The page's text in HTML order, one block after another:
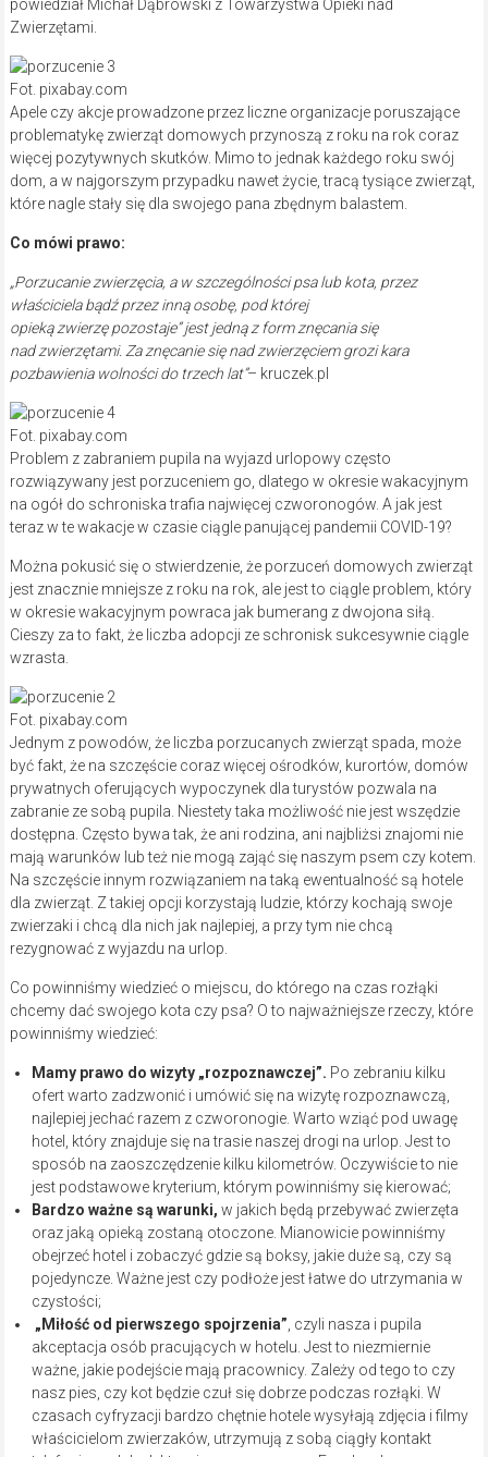
powiedział Michał Dąbrowski z Towarzystwa Opieki nad
Zwierzętami.
Fot. pixabay.com
Apele czy akcje prowadzone przez liczne organizacje poruszające
problematykę zwierząt domowych przynoszą z roku na rok coraz
więcej pozytywnych skutków. Mimo to jednak każdego roku swój
dom, a w najgorszym przypadku nawet życie, tracą tysiące zwierząt,
które nagle stały się dla swojego pana zbędnym balastem.
Co mówi prawo:
„Porzucanie zwierzęcia, a w szczególności psa lub kota, przez
właściciela bądź przez inną osobę, pod której
opieką zwierzę pozostaje” jest jedną z form znęcania się
nad zwierzętami. Za znęcanie się nad zwierzęciem grozi kara
pozbawienia wolności do trzech lat”– kruczek.pl
Fot. pixabay.com
Problem z zabraniem pupila na wyjazd urlopowy często
rozwiązywany jest porzuceniem go, dlatego w okresie wakacyjnym
na ogół do schroniska trafia najwięcej czworonogów. A jak jest
teraz w te wakacje w czasie ciągle panującej pandemii COVID-19?
Można pokusić się o stwierdzenie, że porzuceń domowych zwierząt
jest znacznie mniejsze z roku na rok, ale jest to ciągle problem, który
w okresie wakacyjnym powraca jak bumerang z dwojona siłą.
Cieszy za to fakt, że liczba adopcji ze schronisk sukcesywnie ciągle
wzrasta.
Fot. pixabay.com
Jednym z powodów, że liczba porzucanych zwierząt spada, może
być fakt, że na szczęście coraz więcej ośrodków, kurortów, domów
prywatnych oferujących wypoczynek dla turystów pozwala na
zabranie ze sobą pupila. Niestety taka możliwość nie jest wszędzie
dostępna. Często bywa tak, że ani rodzina, ani najbliżsi znajomi nie
mają warunków lub też nie mogą zająć się naszym psem czy kotem.
Na szczęście innym rozwiązaniem na taką ewentualność są hotele
dla zwierząt. Z takiej opcji korzystają ludzie, którzy kochają swoje
zwierzaki i chcą dla nich jak najlepiej, a przy tym nie chcą
rezygnować z wyjazdu na urlop.
Co powinniśmy wiedzieć o miejscu, do którego na czas rozłąki
chcemy dać swojego kota czy psa? O to najważniejsze rzeczy, które
powinniśmy wiedzieć:
Mamy prawo do wizyty „rozpoznawczej”. Po zebraniu kilku
ofert warto zadzwonić i umówić się na wizytę rozpoznawczą,
najlepiej jechać razem z czworonogie. Warto wziąć pod uwagę
hotel, który znajduje się na trasie naszej drogi na urlop. Jest to
sposób na zaoszczędzenie kilku kilometrów. Oczywiście to nie
jest podstawowe kryterium, którym powinniśmy się kierować;
Bardzo ważne są warunki, w jakich będą przebywać zwierzęta
oraz jaką opieką zostaną otoczone. Mianowicie powinniśmy
obejrzeć hotel i zobaczyć gdzie są boksy, jakie duże są, czy są
pojedyncze. Ważne jest czy podłoże jest łatwe do utrzymania w
czystości;
„Miłość od pierwszego spojrzenia” , czyli nasza i pupila
akceptacja osób pracujących w hotelu. Jest to niezmiernie
ważne, jakie podejście mają pracownicy. Zależy od tego to czy
nasz pies, czy kot będzie czuł się dobrze podczas rozłąki. W
czasach cyfryzacji bardzo chętnie hotele wysyłają zdjęcia i filmy
właścicielom zwierzaków, utrzymują z sobą ciągły kontakt